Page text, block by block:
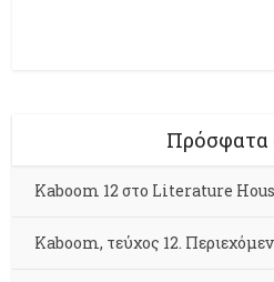
Πρόσφατα
Kaboom 12 στο Literature
Kaboom, τεύχος 12.